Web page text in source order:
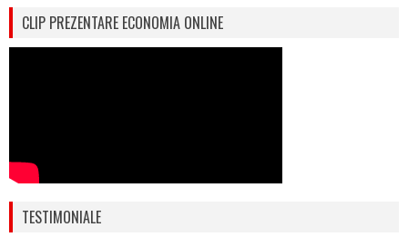
CLIP PREZENTARE ECONOMIA ONLINE
TESTIMONIALE